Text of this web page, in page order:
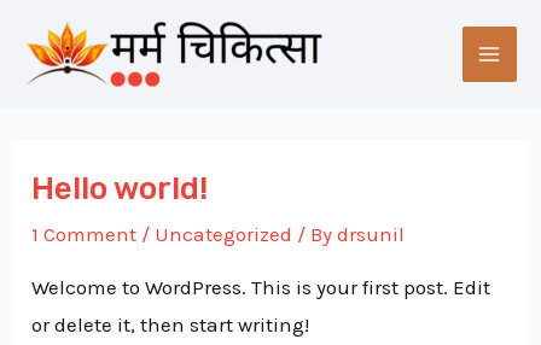
Hello world!
1 Comment / Uncategorized / Bydrsunil
Welcome to WordPress. This is your first post. Edit
or delete it, then start writing!